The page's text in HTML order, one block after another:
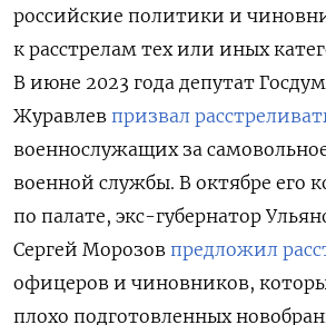
российские политики и
к расстрелам тех или иных
В июне 2023 года депутат
Журавлев призвал
военнослужащих за
военной службы. В октябре его
по палате, экс-губернатор
Сергей Морозов предложил
офицеров и чиновников,
плохо подготовленных